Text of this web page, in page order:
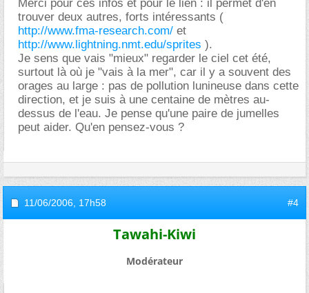
Merci pour ces infos et pour le lien : il permet d'en
trouver deux autres, forts intéressants (
http://www.fma-research.com/ et
http://www.lightning.nmt.edu/sprites ).
Je sens que vais "mieux" regarder le ciel cet été,
surtout là où je "vais à la mer", car il y a souvent des
orages au large : pas de pollution lunineuse dans cette
direction, et je suis à une centaine de mètres au-
dessus de l'eau. Je pense qu'une paire de jumelles
peut aider. Qu'en pensez-vous ?
11/06/2006, 17h58 #4
Tawahi-Kiwi
Modérateur